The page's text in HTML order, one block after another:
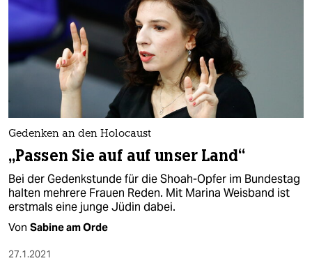
Gedenken an den Holocaust
„Passen Sie auf auf unser Land“
Bei der Gedenkstunde für die Shoah-Opfer im Bundestag
halten mehrere Frauen Reden. Mit Marina Weisband ist
erstmals eine junge Jüdin dabei.
Von Sabine am Orde
27.1.2021